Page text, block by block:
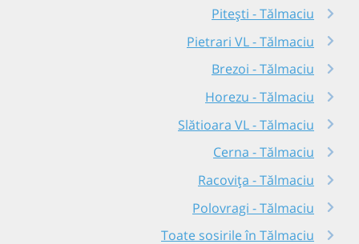
Pitești - Tălmaciu
Pietrari VL - Tălmaciu
Brezoi - Tălmaciu
Horezu - Tălmaciu
Slătioara VL - Tălmaciu
Cerna - Tălmaciu
Racovița - Tălmaciu
Polovragi - Tălmaciu
Toate sosirile în Tălmaciu